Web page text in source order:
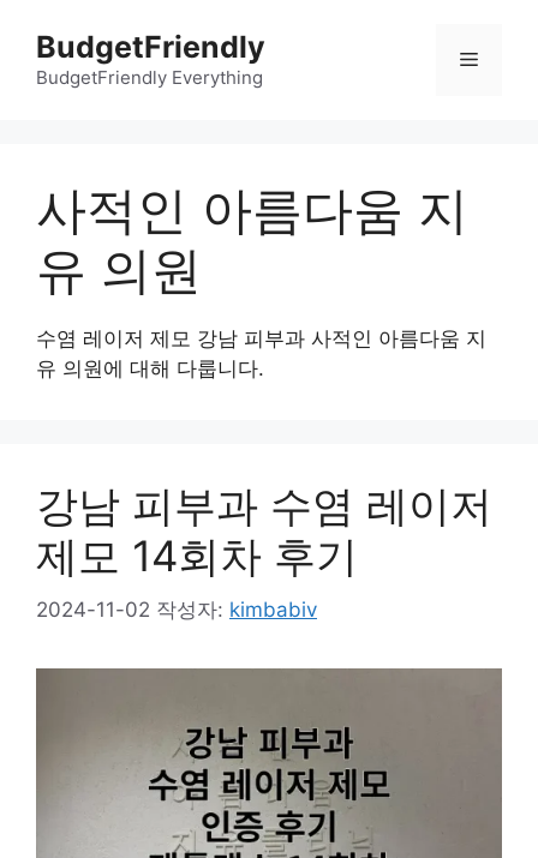
BudgetFriendly
BudgetFriendly Everything
메
사적인 아름다움 지
유 의원
수염 레이저 제모 강남 피부과 사적인 아름다움 지
유 의원에 대해 다룹니다.
강남 피부과 수염 레이저
제모 14회차 후기
2024-11-02 작성자: kimbabiv